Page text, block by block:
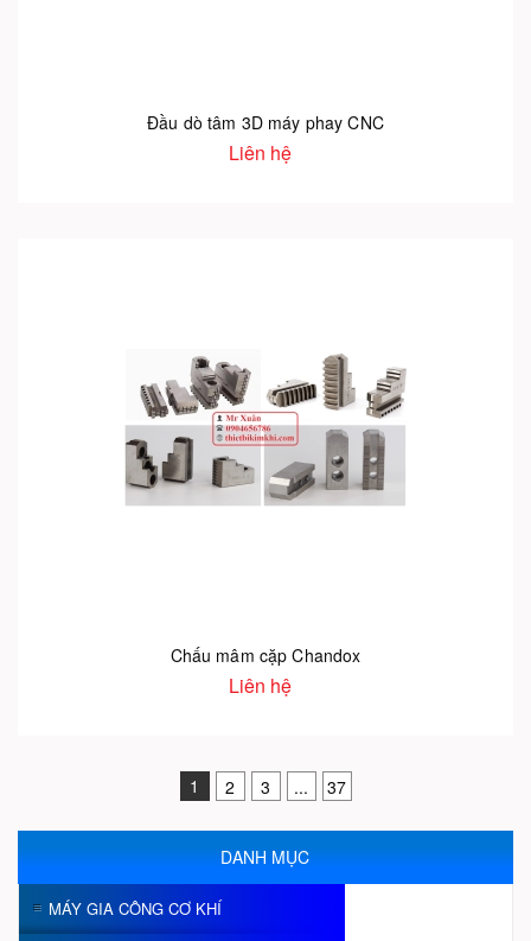
Đầu dò tâm 3D máy phay CNC
Liên hệ
Chấu mâm cặp Chandox
Liên hệ
1 2 3 ... 37
DANH MỤC
MÁY GIA CÔNG CƠ KHÍ